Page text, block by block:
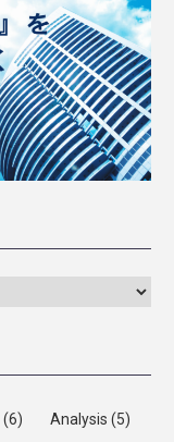
(6) Analysis (5)